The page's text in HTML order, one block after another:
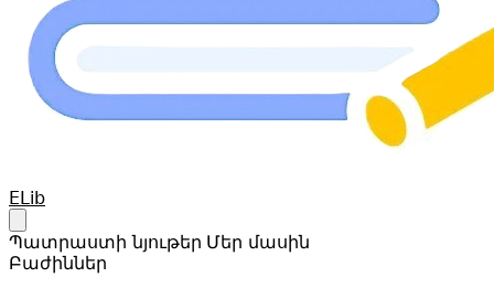
Your Company
ELib
Պատրաստի նյութեր Մեր մասին
Բաժիններ